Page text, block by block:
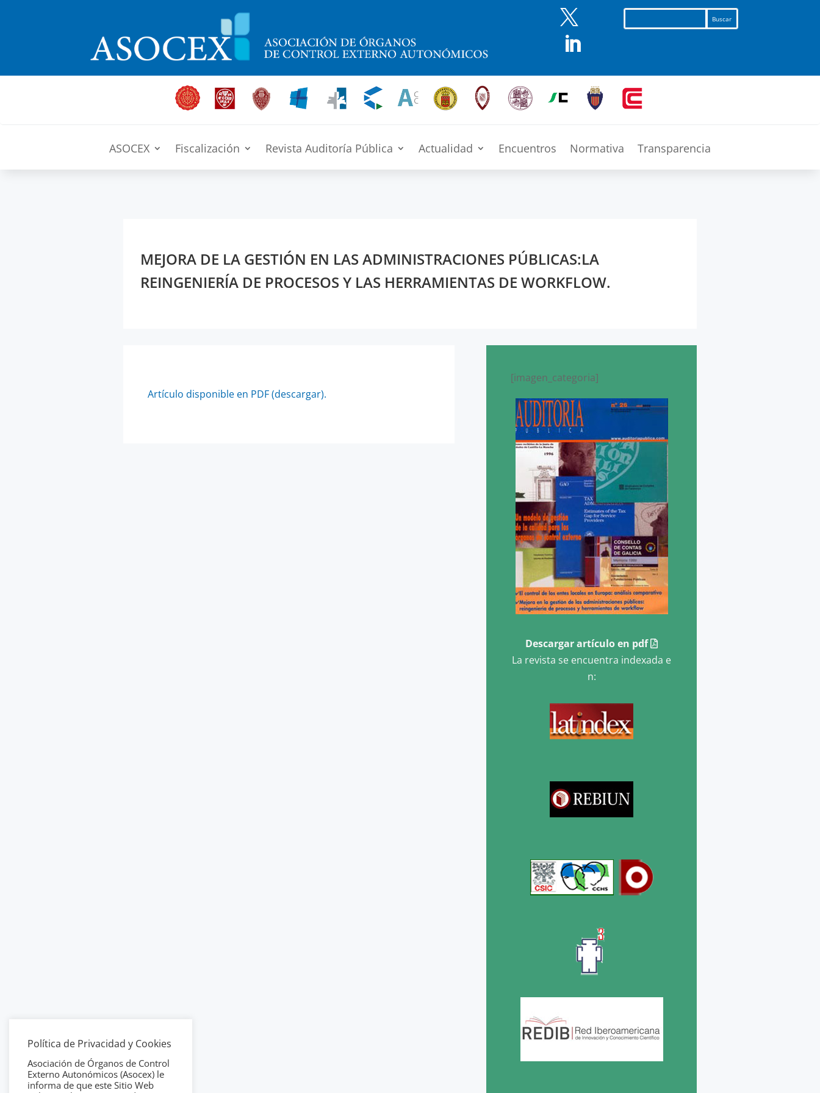


ASOCEX Fiscalización Revista Auditoría Pública Actualidad Encuentros Normativa Transparencia
MEJORA DE LA GESTIÓN EN LAS ADMINISTRACIONES PÚBLICAS:LA
REINGENIERÍA DE PROCESOS Y LAS HERRAMIENTAS DE WORKFLOW.
Artículo disponible en PDF (descargar).
[imagen_categoria]
Descargar artículo en pdf
La revista se encuentra indexada e
n:
Política de Privacidad y Cookies
Asociación de Órganos de Control
Externo Autonómicos (Asocex) le
informa de que este Sitio Web